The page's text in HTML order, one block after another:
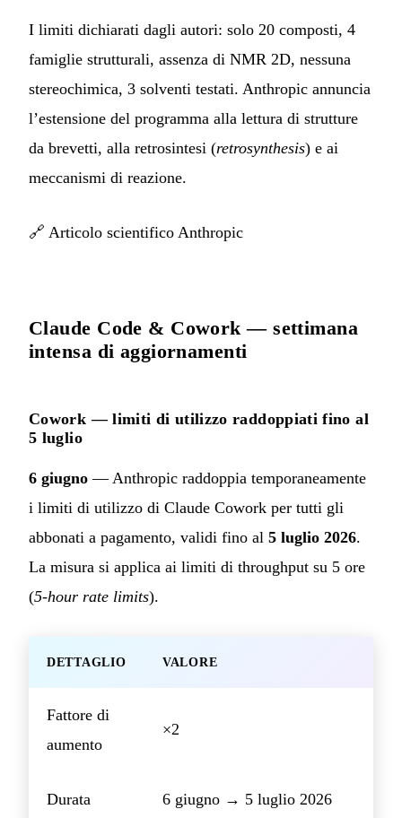
I limiti dichiarati dagli autori: solo 20 composti, 4
famiglie strutturali, assenza di NMR 2D, nessuna
stereochimica, 3 solventi testati. Anthropic annuncia
l’estensione del programma alla lettura di strutture
da brevetti, alla retrosintesi (retrosynthesis) e ai
meccanismi di reazione.
🔗 Articolo scientifico Anthropic
Claude Code & Cowork — settimana
intensa di aggiornamenti
Cowork — limiti di utilizzo raddoppiati fino al
5 luglio
6 giugno — Anthropic raddoppia temporaneamente
i limiti di utilizzo di Claude Cowork per tutti gli
abbonati a pagamento, validi fino al 5 luglio 2026.
La misura si applica ai limiti di throughput su 5 ore
(5-hour rate limits).
DETTAGLIO VALORE
Fattore di
aumento
×2
Durata 6 giugno → 5 luglio 2026